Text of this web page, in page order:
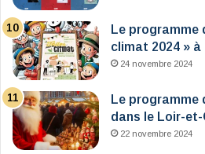
Le programme
climat 2024 » à
24 novembre 2024
Le programme
dans le Loir-et-
22 novembre 2024